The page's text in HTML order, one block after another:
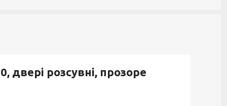
двері розсувні, прозоре